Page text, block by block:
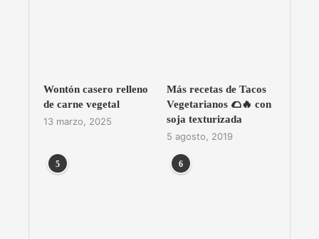
Wontón casero relleno
de carne vegetal
13 marzo, 2025
Más recetas de Tacos
Vegetarianos 🌮🔥 con
soja texturizada
5 agosto, 2019
5 6